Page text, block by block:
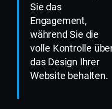
Sie das
Engagement,
während Sie die
volle Kontrolle
das Design Ihrer
Website behalten.